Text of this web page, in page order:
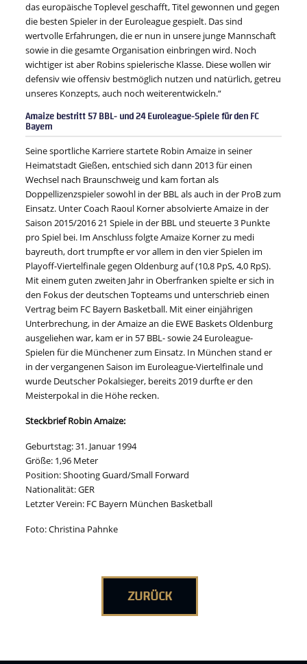
das europäische Toplevel geschafft, Titel gewonnen und gegen
die besten Spieler in der Euroleague gespielt. Das sind
wertvolle Erfahrungen, die er nun in unsere junge Mannschaft
sowie in die gesamte Organisation einbringen wird. Noch
wichtiger ist aber Robins spielerische Klasse. Diese wollen wir
defensiv wie offensiv bestmöglich nutzen und natürlich, getreu
unseres Konzepts, auch noch weiterentwickeln.“
Amaize bestritt 57 BBL- und 24 Euroleague-Spiele für den FC
Bayern
Seine sportliche Karriere startete Robin Amaize in seiner
Heimatstadt Gießen, entschied sich dann 2013 für einen
Wechsel nach Braunschweig und kam fortan als
Doppellizenzspieler sowohl in der BBL als auch in der ProB zum
Einsatz. Unter Coach Raoul Korner absolvierte Amaize in der
Saison 2015/2016 21 Spiele in der BBL und steuerte 3 Punkte
pro Spiel bei. Im Anschluss folgte Amaize Korner zu medi
bayreuth, dort trumpfte er vor allem in den vier Spielen im
Playoff-Viertelfinale gegen Oldenburg auf (10,8 PpS, 4,0 RpS).
Mit einem guten zweiten Jahr in Oberfranken spielte er sich in
den Fokus der deutschen Topteams und unterschrieb einen
Vertrag beim FC Bayern Basketball. Mit einer einjährigen
Unterbrechung, in der Amaize an die EWE Baskets Oldenburg
ausgeliehen war, kam er in 57 BBL- sowie 24 Euroleague-
Spielen für die Münchener zum Einsatz. In München stand er
in der vergangenen Saison im Euroleague-Viertelfinale und
wurde Deutscher Pokalsieger, bereits 2019 durfte er den
Meisterpokal in die Höhe recken.
Steckbrief Robin Amaize:
Geburtstag: 31. Januar 1994
Größe: 1,96 Meter
Position: Shooting Guard/Small Forward
Nationalität: GER
Letzter Verein: FC Bayern München Basketball
Foto: Christina Pahnke
ZURÜCK